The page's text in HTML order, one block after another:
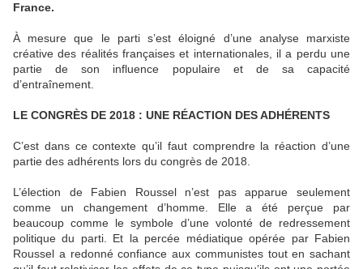
France.
À mesure que le parti s’est éloigné d’une analyse marxiste
créative des réalités françaises et internationales, il a perdu une
partie de son influence populaire et de sa capacité
d’entraînement.
LE CONGRÈS DE 2018 : UNE RÉACTION DES ADHÉRENTS
C’est dans ce contexte qu’il faut comprendre la réaction d’une
partie des adhérents lors du congrès de 2018.
L’élection de Fabien Roussel n’est pas apparue seulement
comme un changement d’homme. Elle a été perçue par
beaucoup comme le symbole d’une volonté de redressement
politique du parti. Et la percée médiatique opérée par Fabien
Roussel a redonné confiance aux communistes tout en sachant